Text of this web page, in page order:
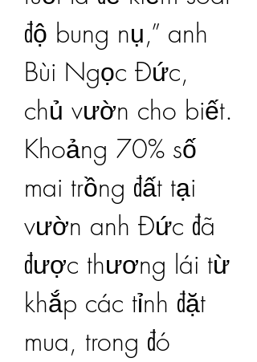
độ bung nụ,” anh
Bùi Ngọc Đức,
chủ vườn cho biết.
Khoảng 70% số
mai trồng đất tại
vườn anh Đức đã
được thương lái từ
khắp các tỉnh đặt
mua, trong đó